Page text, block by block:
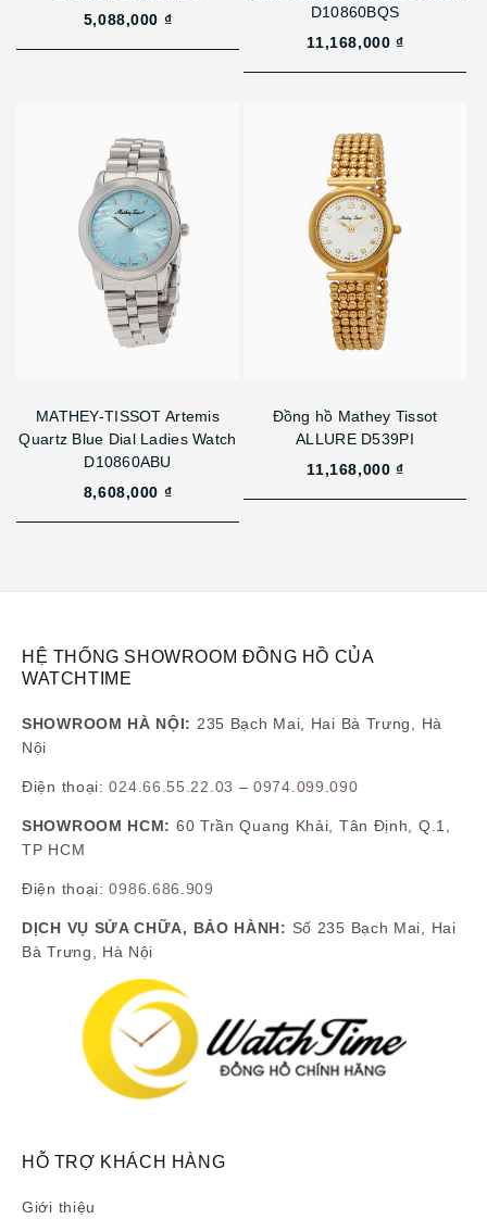
5,088,000 ₫
D10860BQS
11,168,000 ₫
MATHEY-TISSOT Artemis
Quartz Blue Dial Ladies Watch
D10860ABU
8,608,000 ₫
Đồng hồ Mathey Tissot
ALLURE D539PI
11,168,000 ₫
HỆ THỐNG SHOWROOM ĐỒNG HỒ CỦA
WATCHTIME
SHOWROOM HÀ NỘI: 235 Bạch Mai, Hai Bà Trưng, Hà
Nội
Điện thoại:024.66.55.22.03 –0974.099.090
SHOWROOM HCM: 60 Trần Quang Khải, Tân Định, Q.1,
TP HCM
Điện thoại:0986.686.909
DỊCH VỤ SỬA CHỮA, BẢO HÀNH: Số 235 Bạch Mai, Hai
Bà Trưng, Hà Nội
HỖ TRỢ KHÁCH HÀNG
Giới thiệu